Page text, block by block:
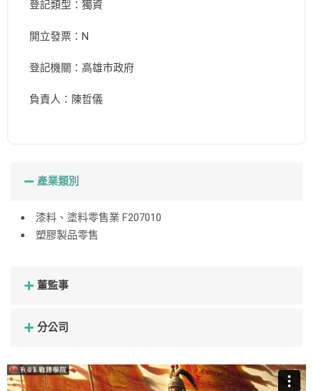
登記類型：獨資
開立發票：N
登記機關：高雄市政府
負責人：陳哲儀
產業類別
漆料、塗料零售業 F207010
塑膠製品零售
董監事
分公司